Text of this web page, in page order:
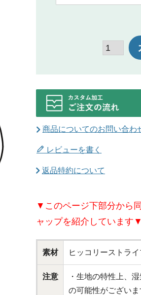
商品についてのお問い合わ
レビューを書く
返品特約について
▼このページ下部分から
ャップを紹介しています▼
素材 ヒッコリーストラ
注意
・生地の特性上、
の可能性がござい